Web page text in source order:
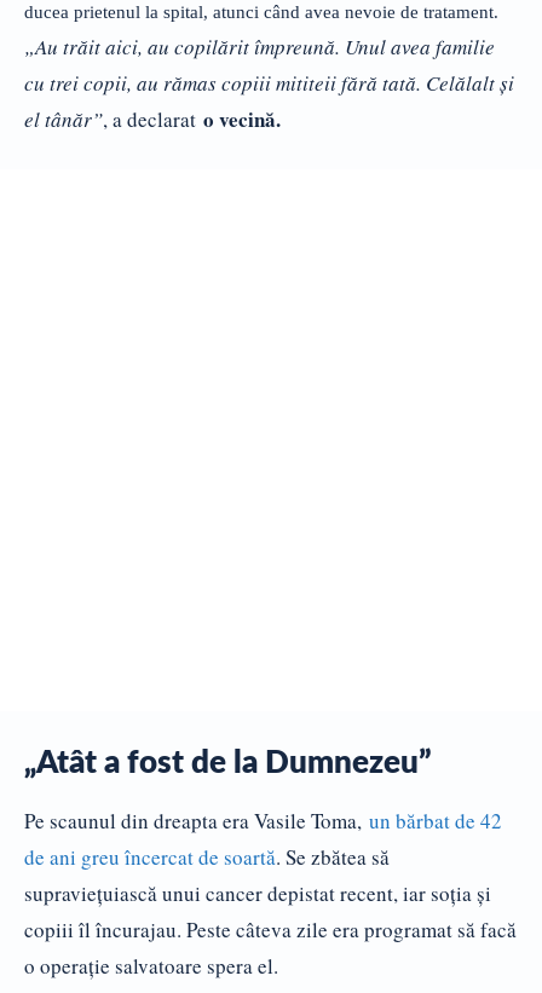
ducea prietenul la spital, atunci când avea nevoie de tratament.
„Au trăit aici, au copilărit împreună. Unul avea familie
cu trei copii, au rămas copiii mititeii fără tată. Celălalt şi
el tânăr”, a declarat o vecină.
„Atât a fost de la Dumnezeu”
Pe scaunul din dreapta era Vasile Toma, un bărbat de 42
de ani greu încercat de soartă. Se zbătea să
supravieţuiască unui cancer depistat recent, iar soţia şi
copiii îl încurajau. Peste câteva zile era programat să facă
o operaţie salvatoare spera el.